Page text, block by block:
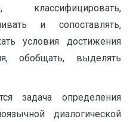
классифицировать,
и сопоставлять,
условия достижения
обобщать, выделять
задача определения
диалогической